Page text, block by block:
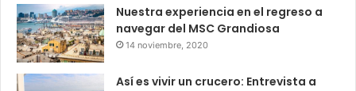
Nuestra experiencia en el regreso a
navegar del MSC Grandiosa
14 noviembre, 2020
Así es vivir un crucero: Entrevista a